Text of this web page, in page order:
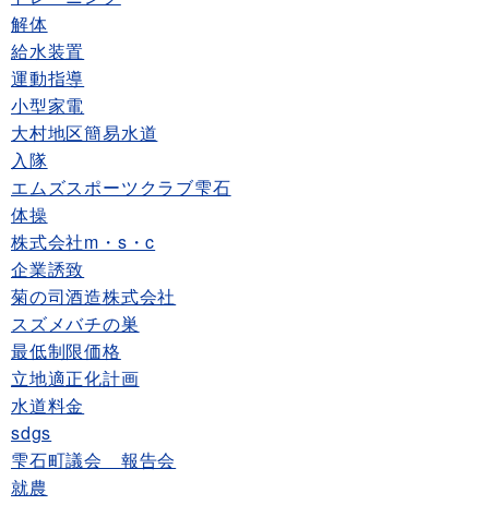
解体
給水装置
運動指導
小型家電
大村地区簡易水道
入隊
エムズスポーツクラブ雫石
体操
株式会社m・s・c
企業誘致
菊の司酒造株式会社
スズメバチの巣
最低制限価格
立地適正化計画
水道料金
sdgs
雫石町議会 報告会
就農